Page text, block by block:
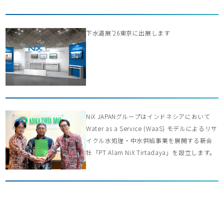
下水道展’26東京に出展します
NiX JAPANグループはインドネシアにおいて
Water as a Service (WaaS) モデルによるリサ
イクル水処理・中水供給事業を展開する新会
社「PT Alam NiX Tirtadaya」を設立します。